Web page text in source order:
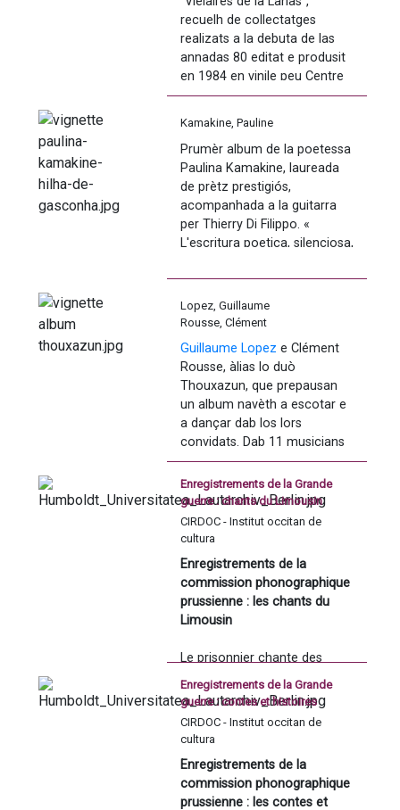
pas mancar !
Descobrir la presentacion de
Jordan Tisnèr sus Ràdio País
(en òc)
Escotar l'emission sus Ací
Bearn Bigòrra (en francés)
A crompar suu site de
Trencadit
recuelh de collectatges
realizats a la debuta de las
annadas 80 editat e produsit
en 1984 en vinile peu Centre
Lapios de Belin-Beliet.
Los collectatges que son
estats realizats per Jacques
Baudoin (Menestrèrs
Gascons), Michel Harismendy
(Lo Pifre) e Lotari Mabru
(Centre Lapios) au près deus
vielleux Jean Nadau, Alexis
Cabanac e Julien Dejean.
A telecargar sus la pagina
Collectatges
Kamakine, Pauline
Prumèr album de la poetessa
Paulina Kamakine, laureada
de prètz prestigiós,
acompanhada a la guitarra
per Thierry Di Filippo. «
L'escritura poetica, silenciosa,
canta atau vajuda sap
perpetuar l’arrepic deus
nostes còs. »
PaulinaKamakine
Escotar la presentacion sus
Ràdio País : cap a
Soundcloud
Lopez, Guillaume
Rousse, Clément
Thouxazun
Guillaume Lopez e Clément
Rousse, àlias lo duò
Thouxazun, que prepausan
un album navèth a escotar e
a dançar dab los lors
convidats. Dab 11 musicians
d'orizonts diferents, gessits
de las musicas tradicionaus
d'Òc, deu Magrèb o enqüèra
deu jazz, qu'an concebut
deus tròç mesclant tradicion
e creacion d'ua grana
riquessa instrumentau.
A escotar, a dançar, a
admirar ! Véder ací la ficha
tecnica deu concèrt - bal
Lo clip Valsa dels Convits :
Enregistrements de la Grande
guerre : chants du Limousin
CIRDOC - Institut occitan de
cultura
Enregistrements de la
commission phonographique
prussienne : les chants du
Limousin
Le prisonnier chante des
chansons populaires de sa
région.
Haute-Vienne : Paul Debort
limousins" et "Mon berger
Enregistrements de la Grande
guerre : contes et histoires
CIRDOC - Institut occitan de
cultura
Enregistrements de la
commission phonographique
prussienne : les contes et